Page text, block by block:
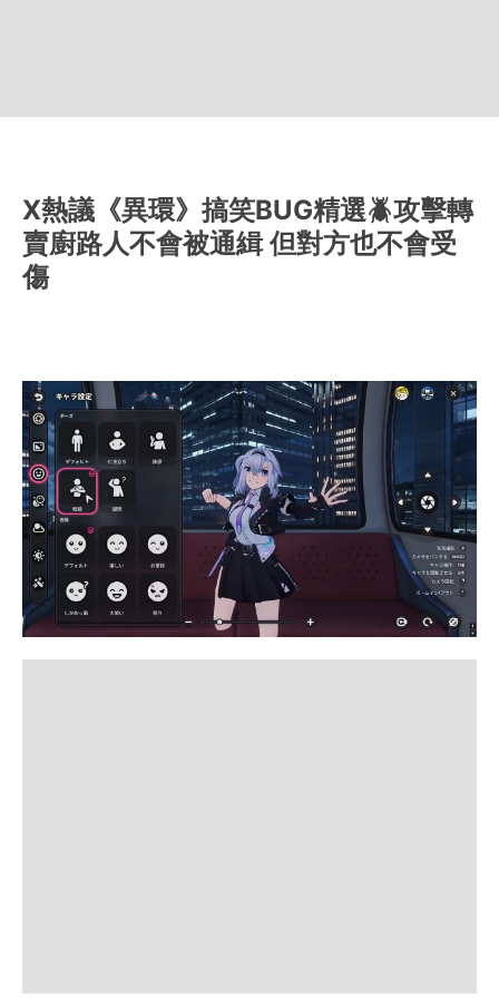
X熱議《異環》搞笑BUG精選🪲攻擊轉
賣廚路人不會被通緝 但對方也不會受
傷